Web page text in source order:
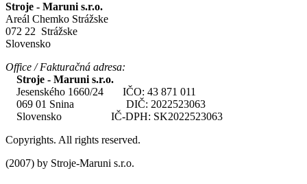
Stroje - Maruni s.r.o.
Areál Chemko Strážske
072 22 Strážske
Slovensko
Office / Fakturačná adresa:
Stroje - Maruni s.r.o.
Jesenského 1660/24 IČO: 43 871 011
069 01 Snina DIČ: 2022523063
Slovensko IČ-DPH: SK2022523063
Copyrights. All rights reserved.
(2007) by Stroje-Maruni s.r.o.